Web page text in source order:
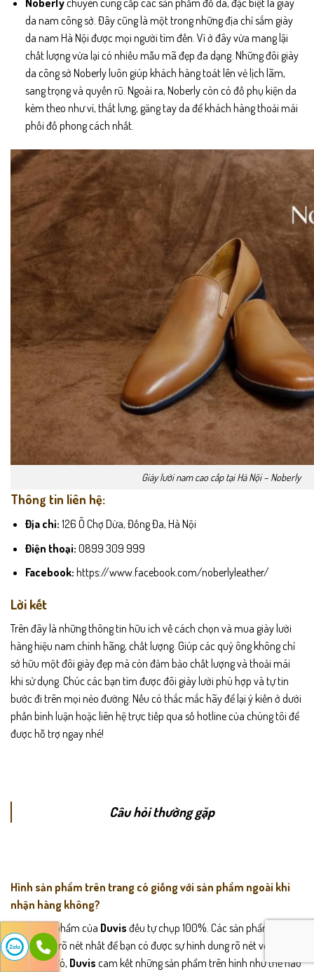
Noberlychuyên cung cấp các sản phẩm đồ da, đặc biệt là giày
da nam công sở. Đây cũng là một trong những địa chỉ sắm giày
da nam Hà Nội được mọi người tìm đến. Vì ở đây vừa mang lậi
chất lượng vừa lại có nhiều mẫu mã đẹp đa dạng. Những đôi giày
da công sở Noberly luôn giúp khách hàng toát lên vẻ lịch lãm,
sang trọng và quyến rũ. Ngoài ra, Noberly còn có đồ phụ kiện da
kèm theo như ví, thắt lưng, găng tay da để khách hàng thoải mái
phối đồ phong cách nhất.
Giày lười nam cao cấp tại Hà Nội – Noberly
Thông tin liên hệ:
Địa chỉ: 126 Ô Chợ Dừa, Đống Đa, Hà Nội
Điện thoại: 0899 309 999
Facebook: https://www.facebook.com/noberlyleather/
Lời kết
Trên đây là những thông tin hữu ích về cách chọn và mua giày lười
hàng hiệu nam chính hãng, chất lượng. Giúp các quý ông không chỉ
sở hữu một đôi giày đẹp mà còn đảm bảo chất lượng và thoải mái
khi sử dụng. Chúc các bạn tìm được đôi giày lười phù hợp và tự tin
bước đi trên mọi nẻo đường. Nếu có thắc mắc hãy để lại ý kiến ở dưới
phần bình luận hoặc liên hệ trực tiếp qua số hotline của chúng tôi để
được hỗ trợ ngay nhé!
Câu hỏi thường gặp
Hình sản phẩm trên trang có giống với sản phẩm ngoài khi
nhận hàng không?
Tất cả sản phẩm của Duvis đều tự chụp 100%. Các sản phẩm đều
được chụp rõ nét nhất để bạn có được sự hình dung rõ nét về sản
phẩm. Do đó, Duvis cam kết những sản phẩm trên hình như thế nào